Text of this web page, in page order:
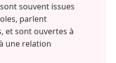
souvent issues
parlent
et sont ouvertes à
une relation